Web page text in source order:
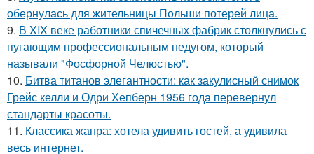
обернулась для жительницы Польши потерей лица.
9. В XIX веке работники спичечных фабрик столкнулись с
пугающим профессиональным недугом, который
называли "Фосфорной Челюстью".
10. Битва титанов элегантности: как закулисный снимок
Грейс келли и Одри Хепберн 1956 года перевернул
стандарты красоты.
11. Классика жанра: хотела удивить гостей, а удивила
весь интернет.